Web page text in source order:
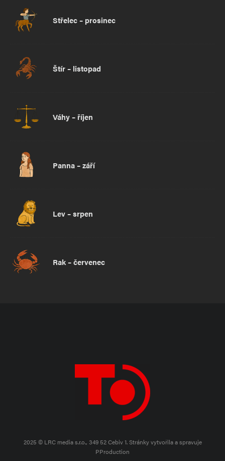
Střelec – prosinec
Štír – listopad
Váhy – říjen
Panna – září
Lev – srpen
Rak – červenec
2025 © LRC media s.r.o., 349 52 Cebiv 1.Stránky vytvořila a spravuje
PProduction